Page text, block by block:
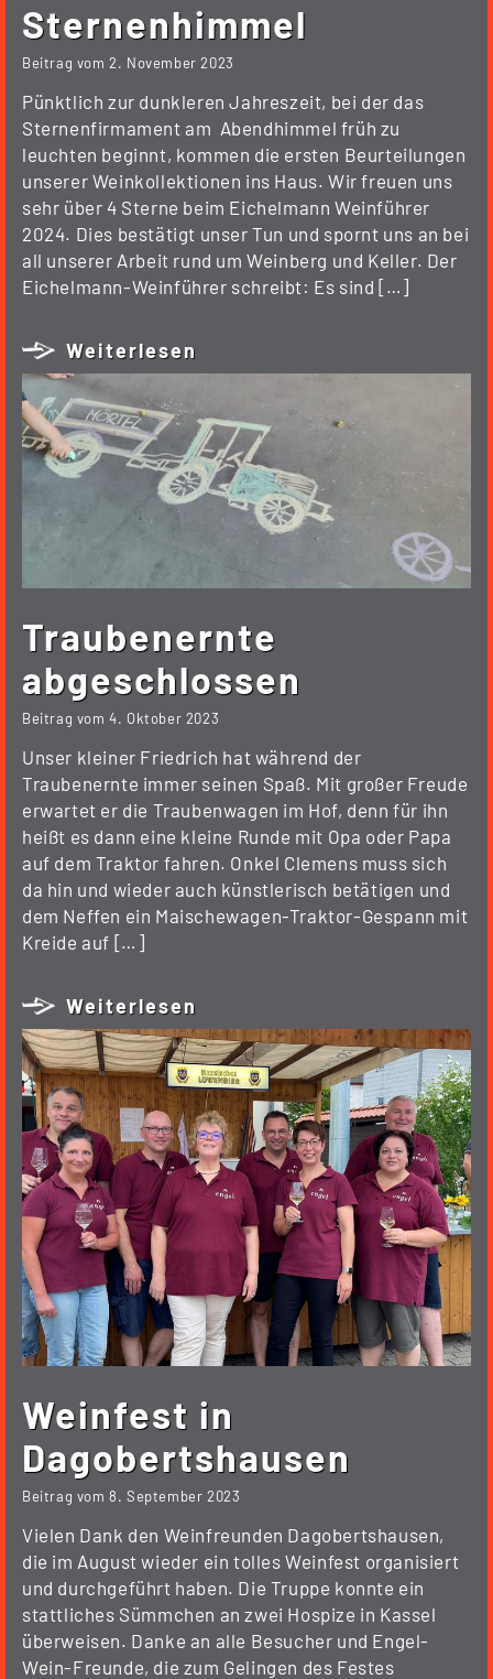
Sternenhimmel
Beitrag vom2. November 2023
Pünktlich zur dunkleren Jahreszeit, bei der das
Sternenfirmament am Abendhimmel früh zu
leuchten beginnt, kommen die ersten Beurteilungen
unserer Weinkollektionen ins Haus. Wir freuen uns
sehr über 4 Sterne beim Eichelmann Weinführer
2024. Dies bestätigt unser Tun und spornt uns an bei
all unserer Arbeit rund um Weinberg und Keller. Der
Eichelmann-Weinführer schreibt: Es sind […]
Weiterlesen
Traubenernte
abgeschlossen
Beitrag vom4. Oktober 2023
Unser kleiner Friedrich hat während der
Traubenernte immer seinen Spaß. Mit großer Freude
erwartet er die Traubenwagen im Hof, denn für ihn
heißt es dann eine kleine Runde mit Opa oder Papa
auf dem Traktor fahren. Onkel Clemens muss sich
da hin und wieder auch künstlerisch betätigen und
dem Neffen ein Maischewagen-Traktor-Gespann mit
Kreide auf […]
Weiterlesen
Weinfest in
Dagobertshausen
Beitrag vom8. September 2023
Vielen Dank den Weinfreunden Dagobertshausen,
die im August wieder ein tolles Weinfest organisiert
und durchgeführt haben. Die Truppe konnte ein
stattliches Sümmchen an zwei Hospize in Kassel
überweisen. Danke an alle Besucher und Engel-
Wein-Freunde, die zum Gelingen des Festes